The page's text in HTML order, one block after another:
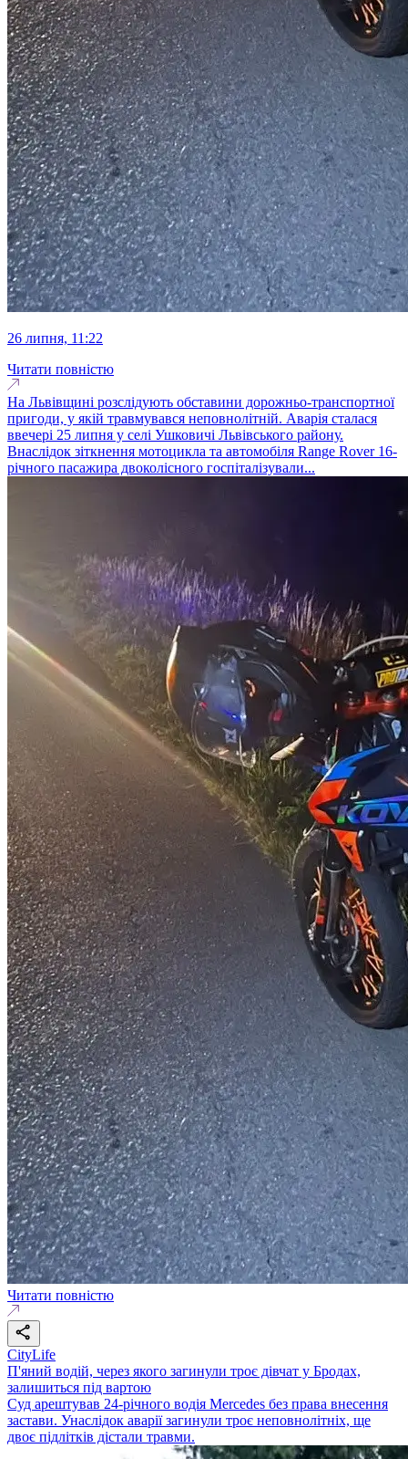
26 липня, 11:22
Читати повністю
На Львівщині розслідують обставини дорожньо-транспортної
пригоди, у якій травмувався неповнолітній. Аварія сталася
ввечері 25 липня у селі Ушковичі Львівського району.
Внаслідок зіткнення мотоцикла та автомобіля Range Rover 16-
річного пасажира двоколісного госпіталізували...
Читати повністю
CityLife
П'яний водій, через якого загинули троє дівчат у Бродах,
залишиться під вартою
Суд арештував 24-річного водія Mercedes без права внесення
застави. Унаслідок аварії загинули троє неповнолітніх, ще
двоє підлітків дістали травми.